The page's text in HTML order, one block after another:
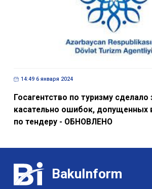
14:49 6 января 2024
Госагентство по туризму сделало
касательно ошибок, допущенных
по тендеру - ОБНОВЛЕНО
BakuInform